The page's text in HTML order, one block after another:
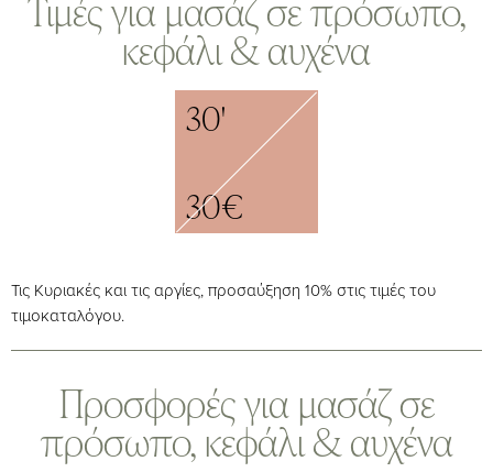
Τιμές για μασάζ σε πρόσωπο,
κεφάλι & αυχένα
30'
30€
Τις Κυριακές και τις αργίες, προσαύξηση 10% στις τιμές του
τιμοκαταλόγου.
Προσφορές για μασάζ σε
πρόσωπο, κεφάλι & αυχένα